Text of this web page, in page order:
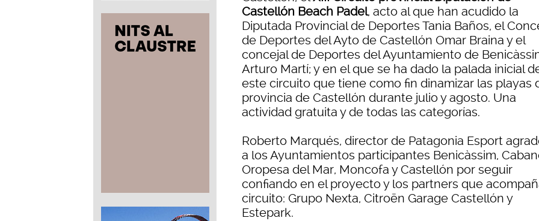
Castellón Beach Padel, acto al que han acudido la
Diputada Provincial de Deportes Tania Baños, el
de Deportes del Ayto de Castellón Omar Braina y el
concejal de Deportes del Ayuntamiento de
Arturo Martí; y en el que se ha dado la palada inicial
este circuito que tiene como fin dinamizar las playas
provincia de Castellón durante julio y agosto. Una
actividad gratuita y de todas las categorías.
Roberto Marqués, director de Patagonia Esport
a los Ayuntamientos participantes Benicàssim,
Oropesa del Mar, Moncofa y Castellón por seguir
confiando en el proyecto y los partners que
circuito: Grupo Nexta, Citroën Garage Castellón y
Estepark.